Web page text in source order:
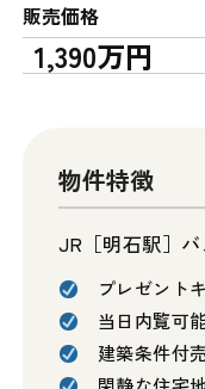
販売価格
1,390万円
物件特徴
JR［明石駅］バ
プレゼント
当日内覧可
建築条件付